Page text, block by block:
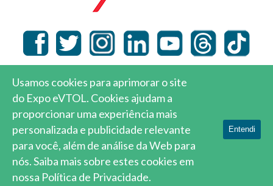
MundoGEO © 2026 |Ubicación del Evento
de Privacidad
Usamos cookies para aprimorar o site
do Expo eVTOL. Cookies ajudam a
proporcionar uma experiência mais
personalizada e publicidade relevante
para você, além de análise da Web para
nós.Saiba mais sobre estes cookies em
nossa Política de Privacidade.
Entendi